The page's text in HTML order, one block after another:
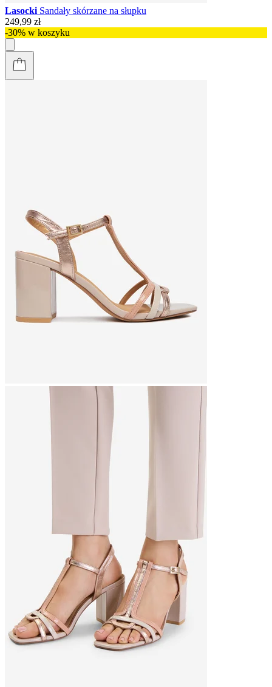
Lasocki Sandały skórzane na słupku
249,99 zł
-30% w koszyku